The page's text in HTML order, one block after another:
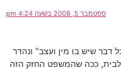
ספטמבר 5, 2008 בשעה 4:24 pm
שיש בו מין ועצב" ונהדר
ככה שהמשפט החזק הזה